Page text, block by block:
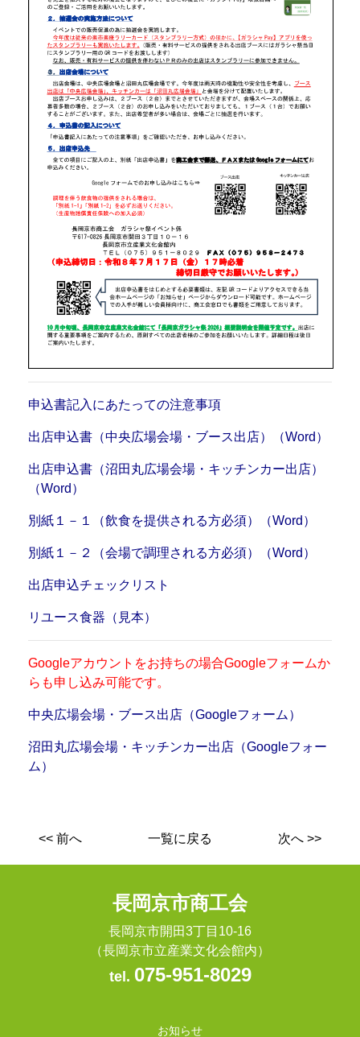
申込書記入にあたっての注意事項
出店申込書（中央広場会場・ブース出店）（Word）
出店申込書（沼田丸広場会場・キッチンカー出店）
（Word）
別紙１－１（飲食を提供される方必須）（Word）
別紙１－２（会場で調理される方必須）（Word）
出店申込チェックリスト
リユース食器（見本）
Googleアカウントをお持ちの場合Googleフォームか
らも申し込み可能です。
中央広場会場・ブース出店（Googleフォーム）
沼田丸広場会場・キッチンカー出店（Googleフォー
ム）
<< 前へ 一覧に戻る 次へ >>
長岡京市商工会
長岡京市開田3丁目10-16
（長岡京市立産業文化会館内）
tel. 075-951-8029
お知らせ